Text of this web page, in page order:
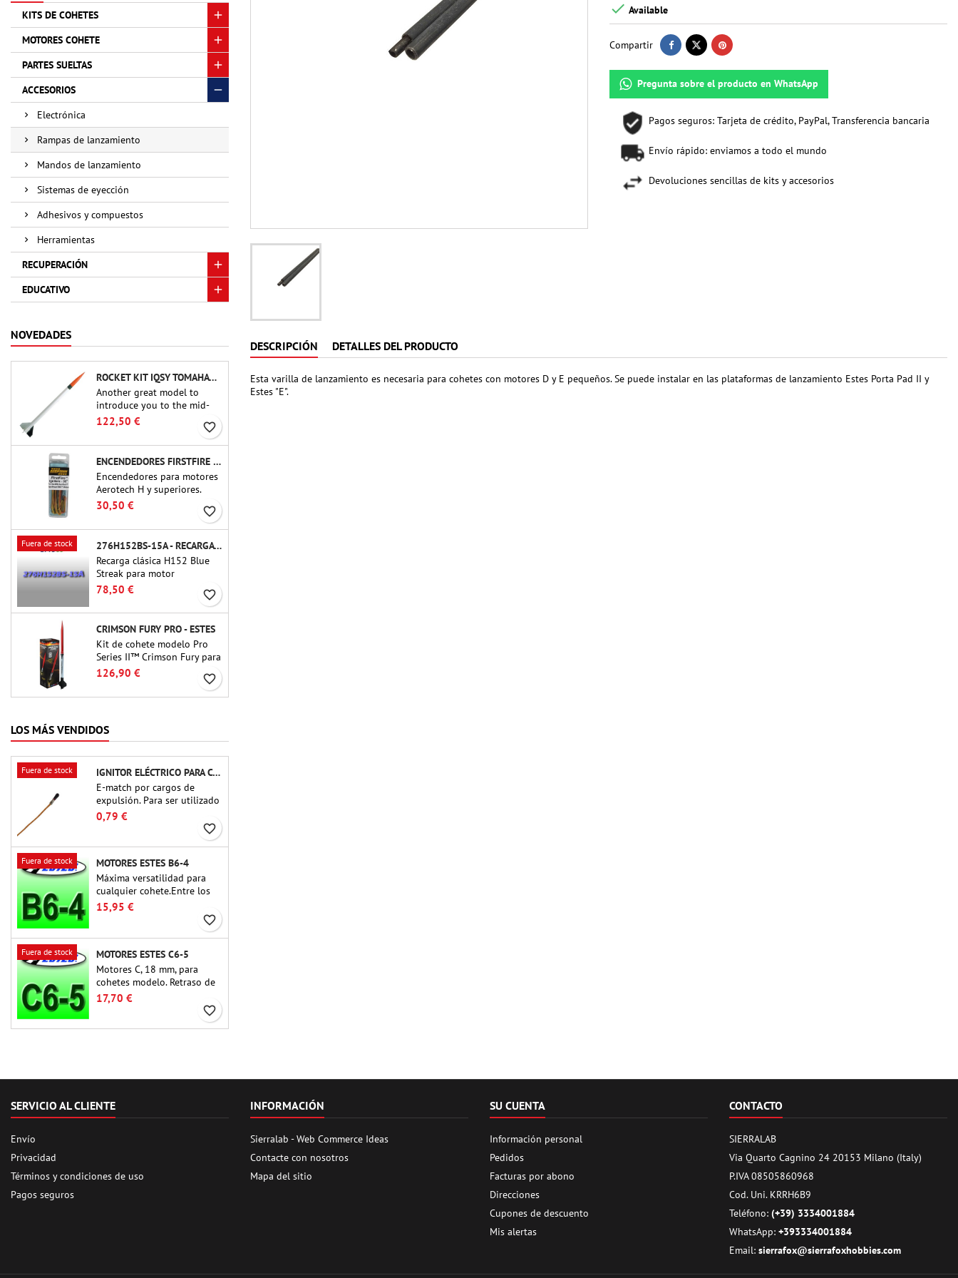
KITS DE COHETES
MOTORES COHETE
PARTES SUELTAS
ACCESORIOS
Electrónica
Rampas de lanzamiento
Mandos de lanzamiento
Sistemas de eyección
Adhesivos y compuestos
Herramientas
RECUPERACIÓN
EDUCATIVO
NOVEDADES
ROCKET KIT IQSY TOMAHAWK - AEROTECH
Another great model to
introduce you to the mid-
power.A scale replica of a
famous sounding rocket,
small in size and peefect to
move to higher-level kits.
122,50 € favorite_border
ENCENDEDORES FIRSTFIRE 36" - AEROTECH
Encendedores para motores
Aerotech H y superiores.
Encendido fiable de motores
de hasta 91 cm de longitud.
30,50 € favorite_border
Fuera de stock
276H152BS-15A - RECARGA DE 38 MM CTI
Recarga clásica H152 Blue
Streak para motor
recargable Cesaroni P38-2G.
El retardo de 15 segundos
se puede ajustar mediante la
herramienta ProDAT 38
78,50 € favorite_border
CRIMSON FURY PRO - ESTES
Kit de cohete modelo Pro
Series II™ Crimson Fury para
motores de 29 mm tipo E, F
y G. Diseñado para coheteros
avanzados, Crimson Fury
recuperaciones suaves y una
tan refinada como los
propios vuelos.
126,90 € favorite_border
LOS MÁS VENDIDOS
Fuera de stock
IGNITOR ELÉCTRICO PARA CARGA DE EYECCIÓN
E-match por cargos de
expulsión. Para ser utilizado
con altímetros u otros
dispositivos electrónicos.
0,79 €
favorite_border
Fuera de stock
MOTORES ESTES B6-4
Máxima versatilidad para
cualquier cohete.Entre los
motores para cohetes más
utilizados hasta la fecha, el
adecuado para la gran
mayoría de cohetes Estes y
similares.
15,95 €
favorite_border
Fuera de stock
MOTORES ESTES C6-5
Motores C, 18 mm, para
cohetes modelo. Retraso de
5 segundos, para cohetes de
una sola etapa.
17,70 €
favorite_border
 Available
Compartir
Pregunta sobre el producto en WhatsApp
Pagos seguros: Tarjeta de crédito, PayPal, Transferencia bancaria
Envío rápido: enviamos a todo el mundo
Devoluciones sencillas de kits y accesorios
DESCRIPCIÓN DETALLES DEL PRODUCTO
Esta varilla de lanzamiento es necesaria para cohetes con motores D y E pequeños. Se puede instalar en las plataformas de lanzamiento Estes Porta Pad II y
Estes "E".
SERVICIO AL CLIENTE
Envío
Privacidad
Términos y condiciones de uso
Pagos seguros
INFORMACIÓN
Sierralab - Web Commerce Ideas
Contacte con nosotros
Mapa del sitio
SU CUENTA
Información personal
Pedidos
Facturas por abono
Direcciones
Cupones de descuento
Mis alertas
CONTACTO
SIERRALAB
Via Quarto Cagnino 24 20153 Milano (Italy)
P.IVA 08505860968
Cod. Uni. KRRH6B9
Teléfono: (+39) 3334001884
WhatsApp: +393334001884
Email: sierrafox@sierrafoxhobbies.com